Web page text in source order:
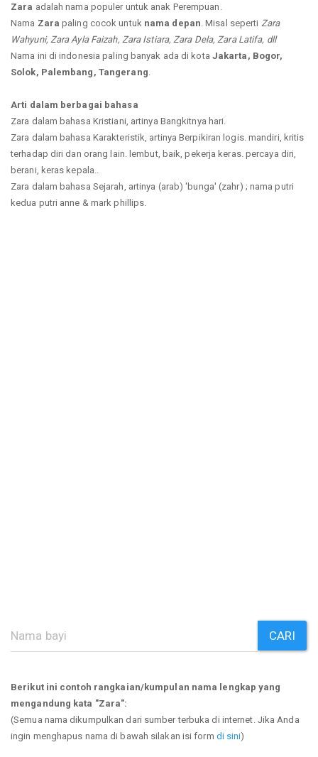
Zara adalah nama populer untuk anak Perempuan.
Nama Zara paling cocok untuk nama depan . Misal seperti Zara
Wahyuni, Zara Ayla Faizah, Zara Istiara, Zara Dela, Zara Latifa, dll
Nama ini di indonesia paling banyak ada di kota Jakarta, Bogor,
Solok, Palembang, Tangerang
Arti dalam berbagai bahasa
Zara dalam bahasa Kristiani, artinya Bangkitnya hari.
Zara dalam bahasa Karakteristik, artinya Berpikiran logis. mandiri, kritis
terhadap diri dan orang lain. lembut, baik, pekerja keras. percaya diri,
berani, keras kepala..
Zara dalam bahasa Sejarah, artinya (arab) 'bunga' (zahr) ; nama putri
kedua putri anne & mark phillips.
CARI
Berikut ini contoh rangkaian/kumpulan nama lengkap yang
mengandung kata "Zara":
(Semua nama dikumpulkan dari sumber terbuka di internet. Jika Anda
ingin menghapus nama di bawah silakan isi form di sini)